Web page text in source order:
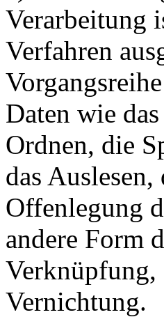
Verarbeitung
Verfahren
Daten wie
Ordnen, die
das
Offenlegung
andere Form
Verknüpfung,
Vernichtung.